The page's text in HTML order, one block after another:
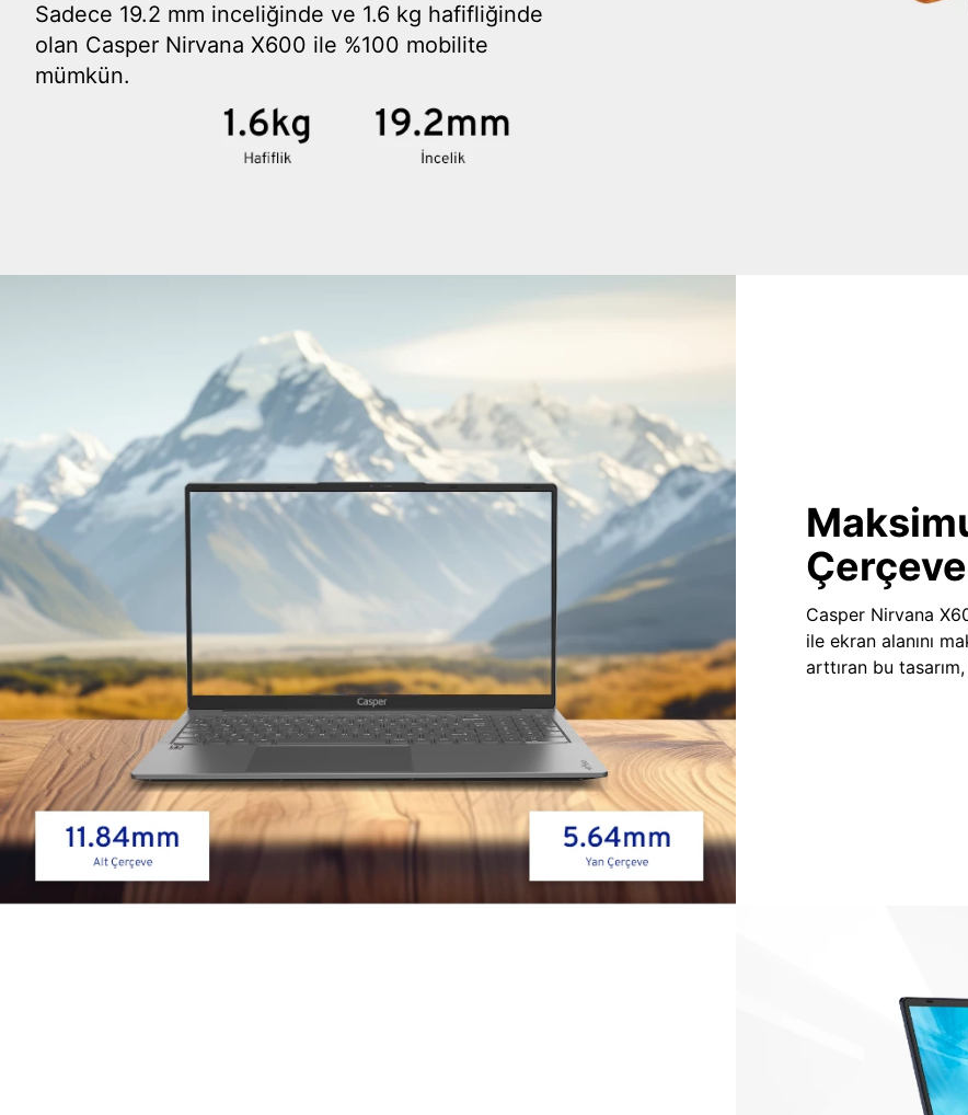
Sadece 19.2 mm inceliğinde ve 1.6 kg hafifliğinde
olan Casper Nirvana X600 ile %100 mobilite
mümkün.
Çerçeve
Casper Nirvana
ile ekran alanını
arttıran bu